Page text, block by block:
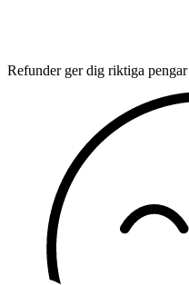
Refunder ger dig riktiga